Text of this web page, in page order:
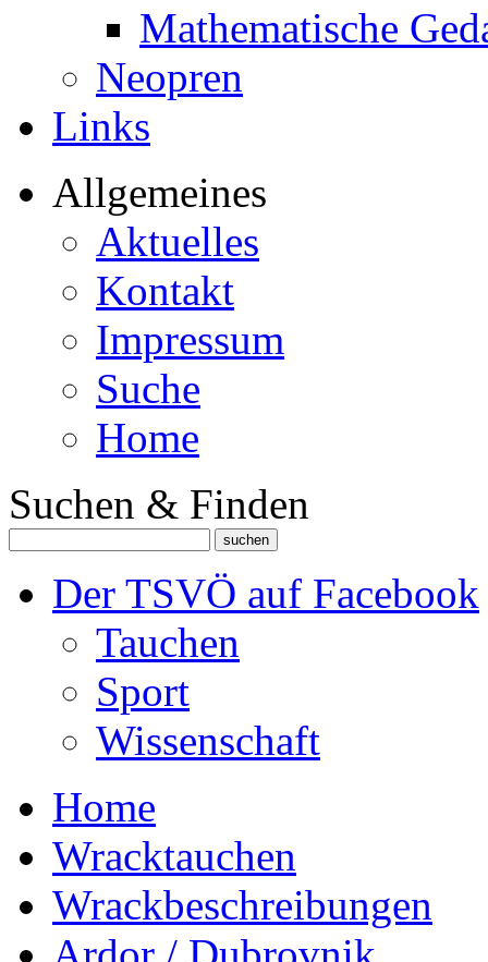
Mathematische
Neopren
Links
Allgemeines
Aktuelles
Kontakt
Impressum
Suche
Home
Suchen & Finden
Der TSVÖ auf Facebook
Tauchen
Sport
Wissenschaft
Home
Wracktauchen
Wrackbeschreibungen